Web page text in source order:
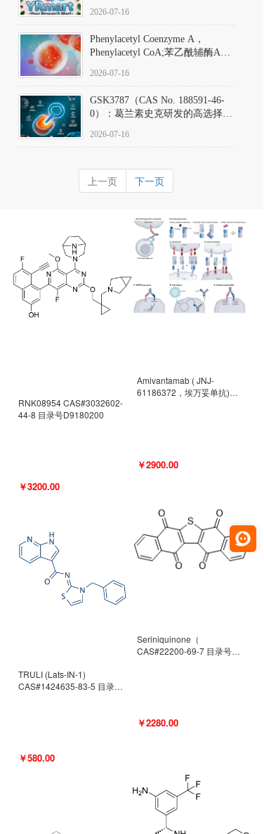
激酶抑制剂的深度剖析
2026-07-16
Phenylacetyl Coenzyme A，
Phenylacetyl CoA;苯乙酰辅酶A
2026-07-16
GSK3787（CAS No. 188591-46-
0）：葛兰素史克研发的高选择
抗剂，被广泛视为研究PPARδ核
靶点药理机制的金标准化学探
针。
2026-07-16
上一页 下一页
RNK08954 CAS#3032602-
44-8 目录号D9180200
￥3200.00
TRULI (Lats-IN-1)
CAS#1424635-83-5 目录号
￥580.00
Amivantamab ( JNJ-
61186372，埃万妥单抗)
￥2900.00
Seriniquinone（
CAS#22200-69-7 目录号
￥2280.00